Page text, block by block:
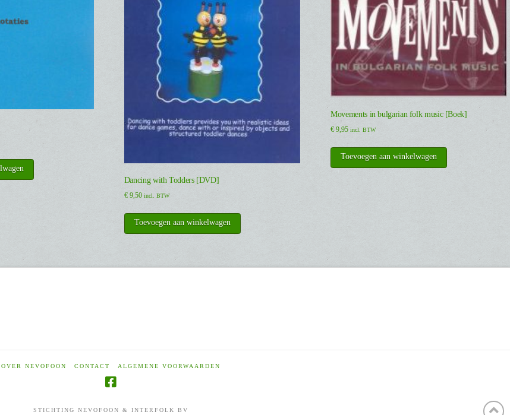
Dancing with Todders [DVD]
€9,50 incl. BTW
Toevoegen aan winkelwagen
Movements in bulgarian folk music [Boek]
€9,95 incl. BTW
Toevoegen aan winkelwagen
OVER NEVOFOON CONTACT ALGEMENE VOORWAARDEN
STICHTING NEVOFOON & INTERFOLK BV